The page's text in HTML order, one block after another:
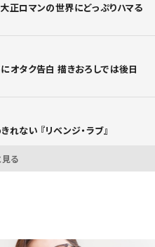
正ロマンの世界にどっぷりハマる
オタク告白 描きおろしでは後日
ない 『リベンジ・ラブ』
る